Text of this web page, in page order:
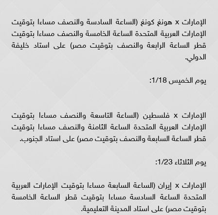
الإمارات x هونغ كونغ (الساعة السادسة والنصف مساءا بتوقيت
الإمارات العربية المتحدة الساعة الخامسة والنصف مساءا بتوقيت
قطر الساعة الرابعة والنصف بتوقيت مصر) على استاد خليفة
الدولي.
يوم الخميس 1/18:
الإمارات x فلسطين (الساعة التاسعة والنصف مساءا بتوقيت
الإمارات العربية المتحدة الساعة الثامنة والنصف مساءا بتوقيت
قطر الساعة السابعة والنصف بتوقيت مصر) على استاد الجنوب.
يوم الثلاثاء 1/23:
الإمارات x إيران (الساعة السابعة مساءا بتوقيت الإمارات العربية
المتحدة الساعة السادسة مساءا بتوقيت قطر الساعة الخامسة
بتوقيت مصر) على استاد المدينة التعليمية.